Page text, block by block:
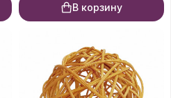
В корзину